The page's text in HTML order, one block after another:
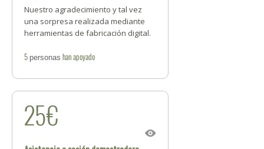
Nuestro agradecimiento y tal vez
una sorpresa realizada mediante
herramientas de fabricación digital.
5 personas han apoyado
25€